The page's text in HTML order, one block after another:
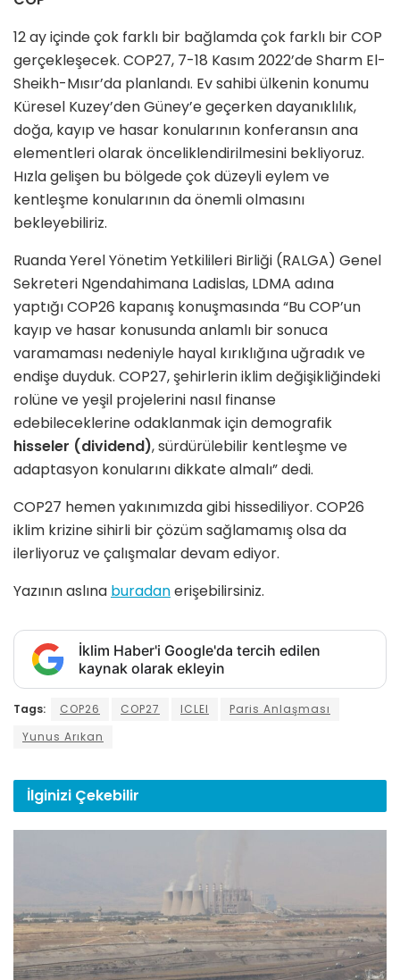
12 ay içinde çok farklı bir bağlamda çok farklı bir COP
gerçekleşecek. COP27, 7-18 Kasım 2022’de Sharm El-
Sheikh-Mısır’da planlandı. Ev sahibi ülkenin konumu
Küresel Kuzey’den Güney’e geçerken dayanıklılık,
doğa, kayıp ve hasar konularının konferansın ana
elementleri olarak önceliklendirilmesini bekliyoruz.
Hızla gelişen bu bölgede çok düzeyli eylem ve
kentleşme konularının da önemli olmasını
bekleyebiliriz.
Ruanda Yerel Yönetim Yetkilileri Birliği (RALGA) Genel
Sekreteri Ngendahimana Ladislas, LDMA adına
yaptığı COP26 kapanış konuşmasında “Bu COP’un
kayıp ve hasar konusunda anlamlı bir sonuca
varamaması nedeniyle hayal kırıklığına uğradık ve
endişe duyduk. COP27, şehirlerin iklim değişikliğindeki
rolüne ve yeşil projelerini nasıl finanse
edebileceklerine odaklanmak için demografik
hisseler (dividend), sürdürülebilir kentleşme ve
adaptasyon konularını dikkate almalı” dedi.
COP27 hemen yakınımızda gibi hissediliyor. COP26
iklim krizine sihirli bir çözüm sağlamamış olsa da
ilerliyoruz ve çalışmalar devam ediyor.
Yazının aslına buradanerişebilirsiniz.
İklim Haber'i Google'da tercih edilen
kaynak olarak ekleyin
Tags: COP26 COP27 ICLEI
Paris Anlaşması
Yunus Arıkan
İlginizi Çekebilir